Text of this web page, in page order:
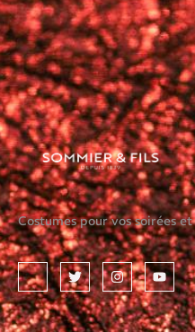
Costumes pour vos soirées